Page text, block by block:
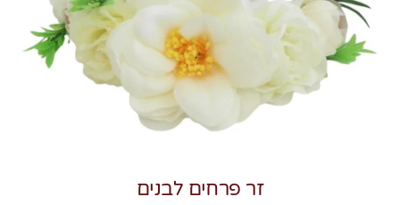
זר פרחים לבנים